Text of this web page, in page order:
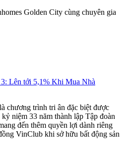
Golden City cùng chuyên gia
Lên tới 5,1% Khi Mua Nhà
chương trình tri ân đặc biệt được
niệm 33 năm thành lập Tập đoàn
đến thêm quyền lợi dành riêng
VinClub khi sở hữu bất động sản